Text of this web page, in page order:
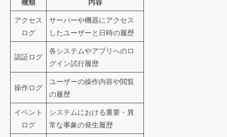
種類 内容
アクセス
ログ
サーバーや機器にアクセス
したユーザーと日時の履歴
認証ログ
各システムやアプリへのロ
グイン試行履歴
操作ログ
ユーザーの操作内容や閲覧
の履歴
イベント
ログ
システムにおける重要・異
常な事象の発生履歴